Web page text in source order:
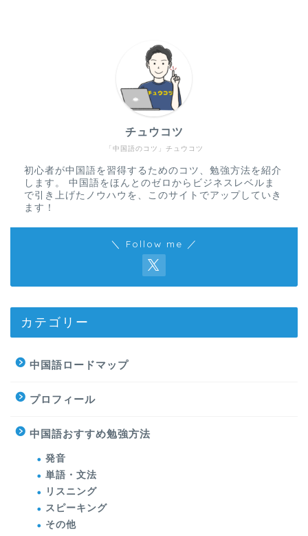
「中国語のコツ」チュウコツ
チュウコツ
初心者が中国語を習得するためのコツ、勉強方法を紹介
します。 中国語をほんとのゼロからビジネスレベルま
で引き上げたノウハウを、このサイトでアップしていき
ます！
＼ Follow me ／
カテゴリー
中国語ロードマップ
プロフィール
中国語おすすめ勉強方法
発音
単語・文法
リスニング
スピーキング
その他